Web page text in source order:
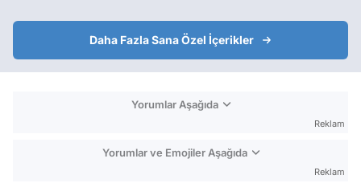
Daha Fazla Sana Özel İçerikler
Yorumlar Aşağıda
Reklam
Yorumlar ve Emojiler Aşağıda
Reklam